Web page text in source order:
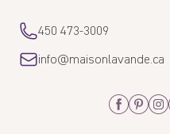
450 473-3009
info@maisonlavande.ca